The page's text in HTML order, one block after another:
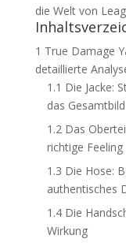
die Welt von
1 True Damage
detaillierte
1.1 Die Jacke:
das Gesamtbild
1.2Das
richtige Feeling
1.3 Die Hose:
authentisches
1.4Die
Wirkung